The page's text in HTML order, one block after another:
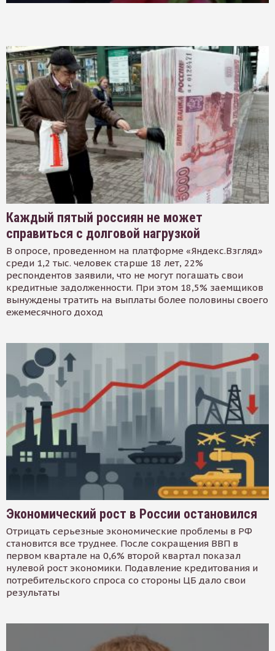
Каждый пятый россиян не может
справиться с долговой нагрузкой
В опросе, проведенном на платформе «Яндекс.Взгляд»
среди 1,2 тыс. человек старше 18 лет, 22%
респондентов заявили, что не могут погашать свои
кредитные задолженности. При этом 18,5% заемщиков
вынуждены тратить на выплаты более половины своего
ежемесячного доход
Экономический рост в России остановился
Отрицать серьезные экономические проблемы в РФ
становится все труднее. После сокращения ВВП в
первом квартале на 0,6% второй квартал показал
нулевой рост экономики. Подавление кредитования и
потребительского спроса со стороны ЦБ дало свои
результаты